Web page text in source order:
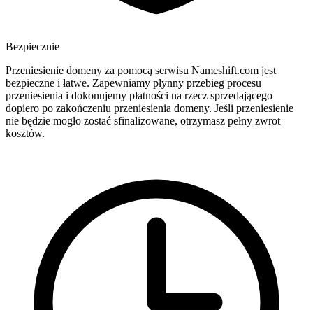
Bezpiecznie
Przeniesienie domeny za pomocą serwisu Nameshift.com jest
bezpieczne i łatwe. Zapewniamy płynny przebieg procesu
przeniesienia i dokonujemy płatności na rzecz sprzedającego
dopiero po zakończeniu przeniesienia domeny. Jeśli przeniesienie
nie będzie mogło zostać sfinalizowane, otrzymasz pełny zwrot
kosztów.